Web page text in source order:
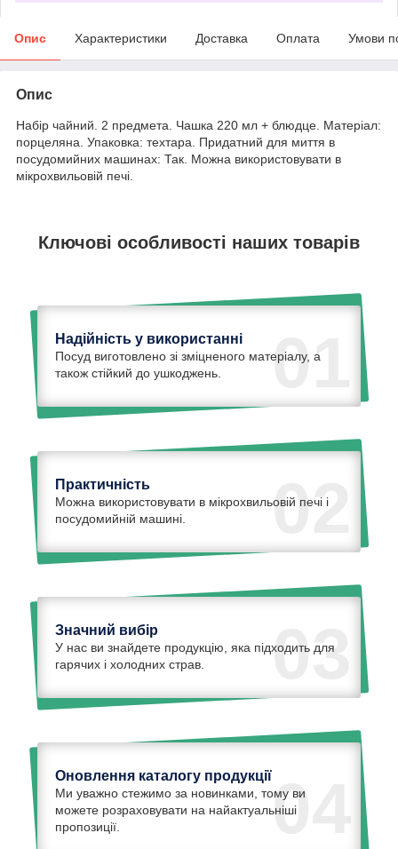
Опис Характеристики Доставка Оплата Умови
Опис
Набір чайний. 2 предмета. Чашка 220 мл + блюдце. Матеріал:
порцеляна. Упаковка: техтара. Придатний для миття в
посудомийних машинах: Так. Можна використовувати в
мікрохвильовій печі.
Ключові особливості наших товарів
01
Надійність у використанні
Посуд виготовлено зі зміцненого матеріалу, а
також стійкий до ушкоджень.
02
Практичність
Можна використовувати в мікрохвильовій печі і
посудомийній машині.
03
Значний вибір
У нас ви знайдете продукцію, яка підходить для
гарячих і холодних страв.
04
Оновлення каталогу продукції
Ми уважно стежимо за новинками, тому ви
можете розраховувати на найактуальніші
пропозиції.